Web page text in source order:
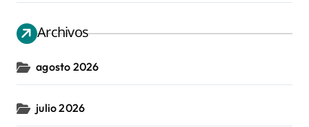
Archivos
agosto 2026
julio 2026